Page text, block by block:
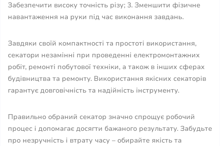
Забезпечити високу точність різу; 3. Зменшити фізичне
навантаження на руки під час виконання завдань.
Завдяки своїй компактності та простоті використання,
секатори незамінні при проведенні електромонтажних
робіт, ремонті побутової техніки, а також в інших сферах
будівництва та ремонту. Використання якісних секаторів
гарантує довговічність та надійність інструменту.
Правильно обраний секатор значно спрощує робочий
процес і допомагає досягти бажаного результату. Забудьте
про незручність і втрату часу – обирайте якість та